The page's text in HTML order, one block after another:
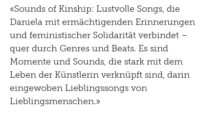
«Sounds of Kinship: Lustvolle Songs, die
Daniela mit ermächtigenden Erinnerungen
und feministischer Solidarität verbindet –
quer durch Genres und Beats. Es sind
Momente und Sounds, die stark mit dem
Leben der Künstlerin verknüpft sind, darin
eingewoben Lieblingssongs von
Lieblingsmenschen.»